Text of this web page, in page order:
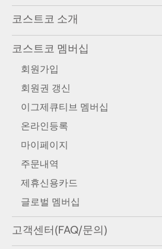
코스트코 소개
코스트코 멤버십
회원가입
회원권 갱신
이그제큐티브 멤버십
온라인등록
마이페이지
주문내역
제휴신용카드
글로벌 멤버십
고객센터(FAQ/문의)